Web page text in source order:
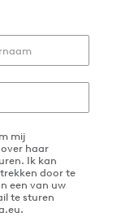
mij
haar
Ik kan
door te
een van uw
te sturen